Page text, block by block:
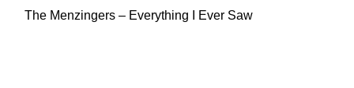
The Menzingers – Everything I Ever Saw